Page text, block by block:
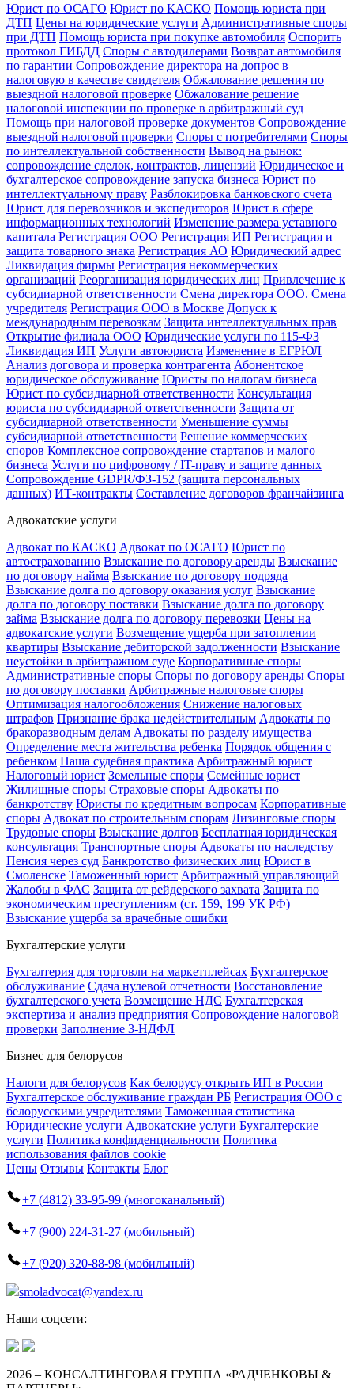
Юрист по ОСАГО Юрист по КАСКО Помощь юриста при
ДТП Цены на юридические услуги Административные споры
при ДТП Помощь юриста при покупке автомобиля Оспорить
протокол ГИБДД Споры с автодилерами Возврат автомобиля
по гарантии Сопровождение директора на допрос в
налоговую в качестве свидетеля Обжалование решения по
выездной налоговой проверке Обжалование решение
налоговой инспекции по проверке в арбитражный суд
Помощь при налоговой проверке документов Сопровождение
выездной налоговой проверки Споры с потребителями Споры
по интеллектуальной собственности Вывод на рынок:
сопровождение сделок, контрактов, лицензий Юридическое и
бухгалтерское сопровождение запуска бизнеса Юрист по
интеллектуальному праву Разблокировка банковского счета
Юрист для перевозчиков и экспедиторов Юрист в сфере
информационных технологий Изменение размера уставного
капитала Регистрация ООО Регистрация ИП Регистрация и
защита товарного знака Регистрация АО Юридический адрес
Ликвидация фирмы Регистрация некоммерческих
организаций Реорганизация юридических лиц Привлечение к
субсидиарной ответственности Смена директора ООО. Смена
учредителя Регистрация ООО в Москве Допуск к
международным перевозкам Защита интеллектуальных прав
Открытие филиала ООО Юридические услуги по 115-ФЗ
Ликвидация ИП Услуги автоюриста Изменение в ЕГРЮЛ
Анализ договора и проверка контрагента Абонентское
юридическое обслуживание Юристы по налогам бизнеса
Юрист по субсидиарной ответственности Консультация
юриста по субсидиарной ответственности Защита от
субсидиарной ответственности Уменьшение суммы
субсидиарной ответственности Решение коммерческих
споров Комплексное сопровождение стартапов и малого
бизнеса Услуги по цифровому / IT-праву и защите данных
Сопровождение GDPR/ФЗ-152 (защита персональных
данных) ИТ-контракты Составление договоров франчайзинга
Адвокатские услуги
Адвокат по КАСКО Адвокат по ОСАГО Юрист по
автострахованию Взыскание по договору аренды Взыскание
по договору найма Взыскание по договору подряда
Взыскание долга по договору оказания услуг Взыскание
долга по договору поставки Взыскание долга по договору
займа Взыскание долга по договору перевозки Цены на
адвокатские услуги Возмещение ущерба при затоплении
квартиры Взыскание дебиторской задолженности Взыскание
неустойки в арбитражном суде Корпоративные споры
Административные споры Споры по договору аренды Споры
по договору поставки Арбитражные налоговые споры
Оптимизация налогообложения Снижение налоговых
штрафов Признание брака недействительным Адвокаты по
бракоразводным делам Адвокаты по разделу имущества
Определение места жительства ребенка Порядок общения с
ребенком Наша судебная практика Арбитражный юрист
Налоговый юрист Земельные споры Семейные юрист
Жилищные споры Страховые споры Адвокаты по
банкротству Юристы по кредитным вопросам Корпоративные
споры Адвокат по строительным спорам Лизинговые споры
Трудовые споры Взыскание долгов Бесплатная юридическая
консультация Транспортные споры Адвокаты по наследству
Пенсия через суд Банкротство физических лиц Юрист в
Смоленске Таможенный юрист Арбитражный управляющий
Жалобы в ФАС Защита от рейдерского захвата Защита по
экономическим преступлениям (ст. 159, 199 УК РФ)
Взыскание ущерба за врачебные ошибки
Бухгалтерские услуги
Бухгалтерия для торговли на маркетплейсах Бухгалтерское
обслуживание Сдача нулевой отчетности Восстановление
бухгалтерского учета Возмещение НДС Бухгалтерская
экспертиза и анализ предприятия Сопровождение налоговой
проверки Заполнение 3-НДФЛ
Бизнес для белорусов
Налоги для белорусов Как белорусу открыть ИП в России
Бухгалтерское обслуживание граждан РБ Регистрация ООО с
белорусскими учредителями Таможенная статистика
Юридические услуги Адвокатские услуги Бухгалтерские
услуги Политика конфиденциальности Политика
использования файлов cookie
Цены Отзывы Контакты Блог
+7 (4812) 33-95-99 (многоканальный)
+7 (900) 224-31-27 (мобильный)
+7 (920) 320-88-98 (мобильный)
smoladvocat@yandex.ru
Наши соцсети:
2026 – КОНСАЛТИНГОВАЯ ГРУППА «РАДЧЕНКОВЫ &